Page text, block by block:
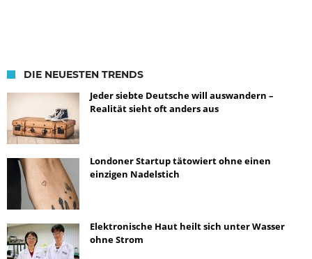
DIE NEUESTEN TRENDS
Jeder siebte Deutsche will auswandern –
Realität sieht oft anders aus
Londoner Startup tätowiert ohne einen
einzigen Nadelstich
Elektronische Haut heilt sich unter Wasser
ohne Strom